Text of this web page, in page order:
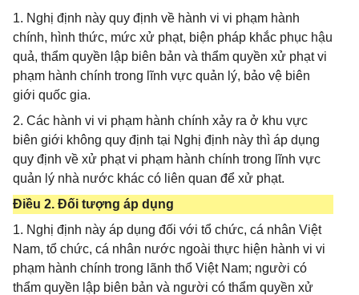
1. Nghị định này quy định về hành vi vi phạm hành
chính, hình thức, mức xử phạt, biện pháp khắc phục hậu
quả, thẩm quyền lập biên bản và thẩm quyền xử phạt vi
phạm hành chính trong lĩnh vực quản lý, bảo vệ biên
giới quốc gia.
2. Các hành vi vi phạm hành chính xảy ra ở khu vực
biên giới không quy định tại Nghị định này thì áp dụng
quy định về xử phạt vi phạm hành chính trong lĩnh vực
quản lý nhà nước khác có liên quan để xử phạt.
Điều 2. Đối tượng áp dụng
1. Nghị định này áp dụng đối với tổ chức, cá nhân Việt
Nam, tổ chức, cá nhân nước ngoài thực hiện hành vi vi
phạm hành chính trong lãnh thổ Việt Nam; người có
thẩm quyền lập biên bản và người có thẩm quyền xử